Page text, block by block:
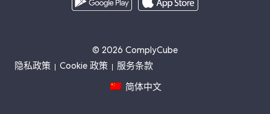
© 2026 ComplyCube
隐私政策
Cookie 政策 服务条款
简体中文